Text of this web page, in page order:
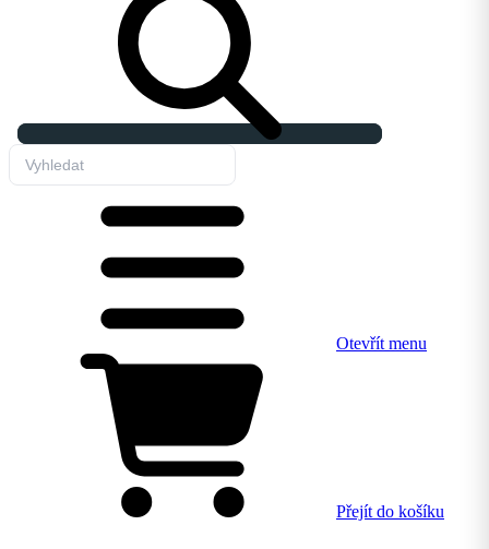
Otevřít menu
Přejít do košíku